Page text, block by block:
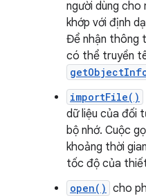
người dùng
khớp với định
Để nhận thông
có thể truyền
importFile()
dữ liệu của đối
bộ nhớ. Cuộc
khoảng thời
tốc độ của
open() cho